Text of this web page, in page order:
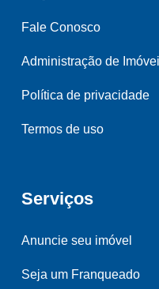
Fale Conosco
Administração de
Política de privacidade
Termos de uso
Serviços
Anuncie seu imóvel
Seja um Franqueado